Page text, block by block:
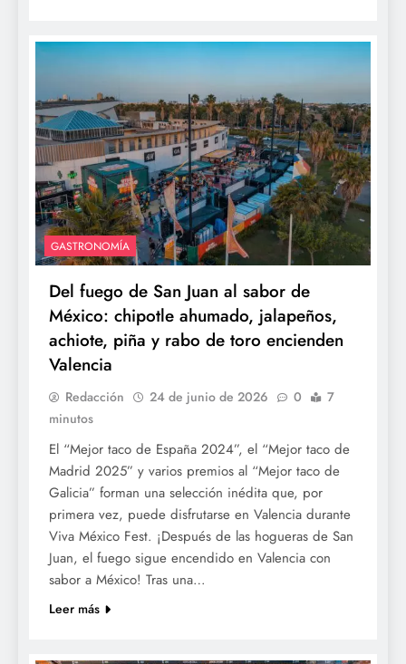
GASTRONOMÍA
Del fuego de San Juan al sabor de
México: chipotle ahumado, jalapeños,
achiote, piña y rabo de toro encienden
Valencia
Redacción 24 de junio de 2026 0
7
minutos
El “Mejor taco de España 2024”, el “Mejor taco de
Madrid 2025” y varios premios al “Mejor taco de
Galicia” forman una selección inédita que, por
primera vez, puede disfrutarse en Valencia durante
Viva México Fest. ¡Después de las hogueras de San
Juan, el fuego sigue encendido en Valencia con
sabor a México! Tras una…
Leer más